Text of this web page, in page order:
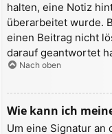
halten, eine Notiz
überarbeitet wurde.
einen Beitrag nicht
darauf geantwortet
Nach oben
Wie kann ich
Um eine Signatur an